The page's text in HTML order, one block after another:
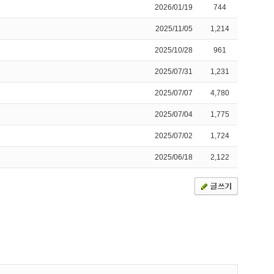
2026/01/19 744
2025/11/05 1,214
2025/10/28 961
2025/07/31 1,231
2025/07/07 4,780
2025/07/04 1,775
2025/07/02 1,724
2025/06/18 2,122